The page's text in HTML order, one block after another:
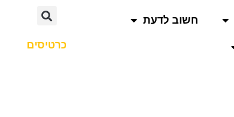
חשוב לדעת
כרטיסים